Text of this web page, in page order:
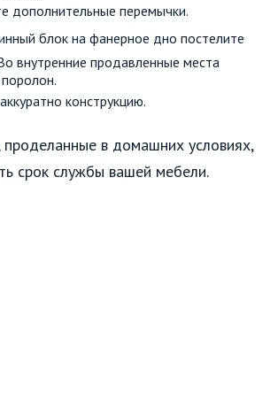
дополнительные перемычки.
блок на фанерное дно постелите
внутренние продавленные места
конструкцию.
в домашних условиях,
срок службы вашей мебели.